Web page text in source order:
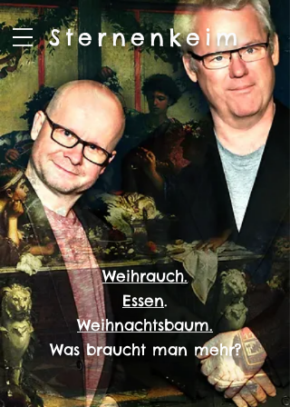
Sternenkeim
Weihrauch.
Essen.
Weihnachtsbaum.
Was braucht man mehr?